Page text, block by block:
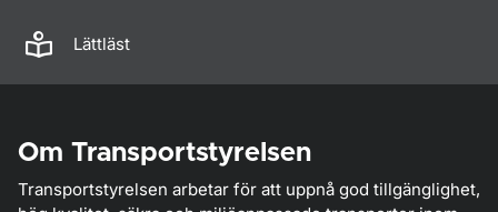
Lättläst
Om Transportstyrelsen
Transportstyrelsen arbetar för att uppnå god tillgänglighet,